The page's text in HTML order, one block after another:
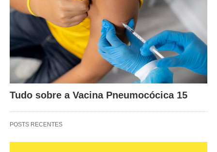
Tudo sobre a Vacina Pneumocócica 15
POSTS RECENTES